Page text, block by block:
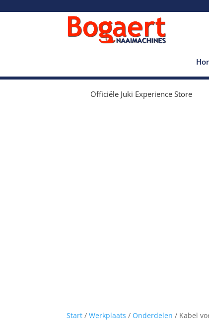
Officiële Juki Experience Store
Start /Werkplaats / Onderdelen / Kabel